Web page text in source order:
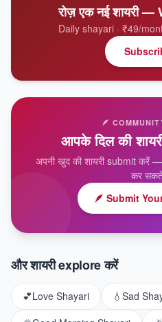
रोज़ एक नई शायरी
Daily shayari · ₹49/
🪶
आपके दिल की
अपनी खुद की शायरी submit करें
कर
🪶 Submit
और शायरी explore करें
💕Love Shayari 💧 Sad